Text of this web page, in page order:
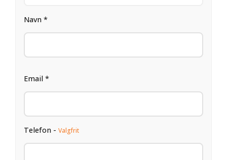
Navn *
Email *
Telefon - Valgfrit